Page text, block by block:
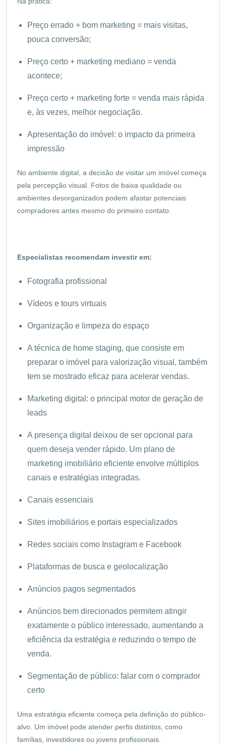
Preço errado + bom marketing = mais visitas,
pouca conversão;
Preço certo + marketing mediano = venda
acontece;
Preço certo + marketing forte = venda mais rápida
e, às vezes, melhor negociação.
Apresentação do imóvel: o impacto da primeira
impressão
No ambiente digital, a decisão de visitar um imóvel começa
pela percepção visual. Fotos de baixa qualidade ou
ambientes desorganizados podem afastar potenciais
compradores antes mesmo do primeiro contato.
Especialistas recomendam investir em:
Fotografia profissional
Vídeos e tours virtuais
Organização e limpeza do espaço
A técnica de home staging, que consiste em
preparar o imóvel para valorização visual, também
tem se mostrado eficaz para acelerar vendas.
Marketing digital: o principal motor de geração de
leads
A presença digital deixou de ser opcional para
quem deseja vender rápido. Um plano de
marketing imobiliário eficiente envolve múltiplos
canais e estratégias integradas.
Canais essenciais
Sites imobiliários e portais especializados
Redes sociais como Instagram e Facebook
Plataformas de busca e geolocalização
Anúncios pagos segmentados
Anúncios bem direcionados permitem atingir
exatamente o público interessado, aumentando a
eficiência da estratégia e reduzindo o tempo de
venda.
Segmentação de público: falar com o comprador
certo
Uma estratégia eficiente começa pela definição do público-
alvo. Um imóvel pode atender perfis distintos, como
famílias, investidores ou jovens profissionais.